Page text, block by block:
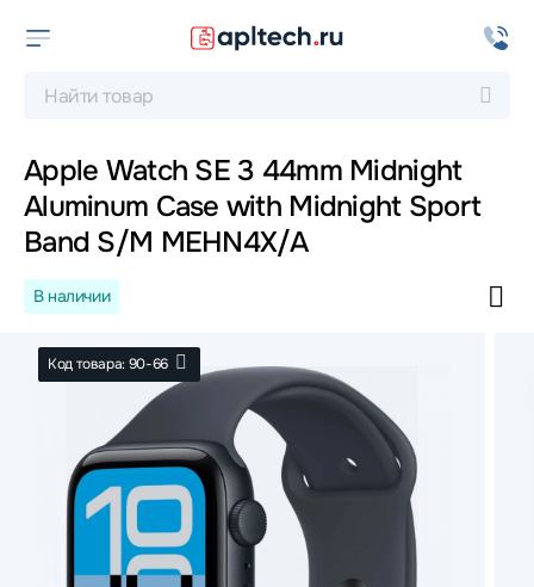
Apple Watch SE 3 44mm Midnight
Aluminum Case with Midnight Sport
Band S/M MEHN4X/A
В наличии
Код товара: 90-66